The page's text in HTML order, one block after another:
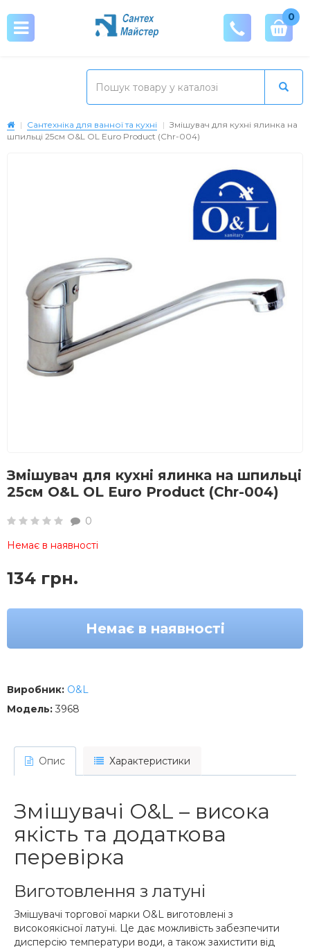
0
Сантехніка для ванної та кухні
Змішувач для кухні ялинка на
шпильці 25см O&L OL Euro Product (Chr-004)
Змішувач для кухні ялинка на шпильці
25см O&L OL Euro Product (Chr-004)
0
Немає в наявності
134 грн.
Немає в наявності
Виробник: O&L
Модель: 3968
Опис Характеристики
Змішувачі O&L – висока
якість та додаткова
перевірка
Виготовлення з латуні
Змішувачі торгової марки O&L виготовлені з
високоякісної латуні. Це дає можливість забезпечити
дисперсію температури води, а також захистити від